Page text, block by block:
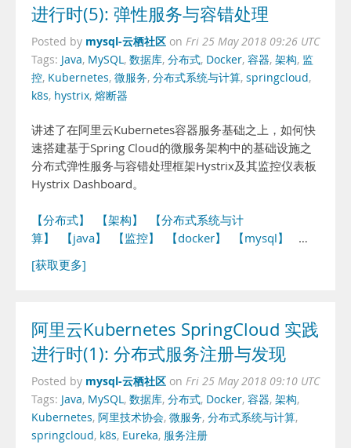
进行时(5): 弹性服务与容错处理
Posted by mysql-云栖社区 on Fri 25 May 2018 09:26 UTC
Tags: Java, MySQL, 数据库, 分布式, Docker, 容器, 架构, 监
控, Kubernetes, 微服务, 分布式系统与计算, springcloud,
k8s, hystrix, 熔断器
讲述了在阿里云Kubernetes容器服务基础之上，如何快
速搭建基于Spring Cloud的微服务架构中的基础设施之
分布式弹性服务与容错处理框架Hystrix及其监控仪表板
Hystrix Dashboard。
【分布式】 【架构】
【分布式系统与计
算】
【java】 【监控】 【docker】 【mysql】
…
[获取更多]
阿里云Kubernetes SpringCloud 实践
进行时(1): 分布式服务注册与发现
Posted by mysql-云栖社区 on Fri 25 May 2018 09:10 UTC
Tags: Java, MySQL, 数据库, 分布式, Docker, 容器, 架构,
Kubernetes, 阿里技术协会, 微服务, 分布式系统与计算,
springcloud, k8s, Eureka, 服务注册